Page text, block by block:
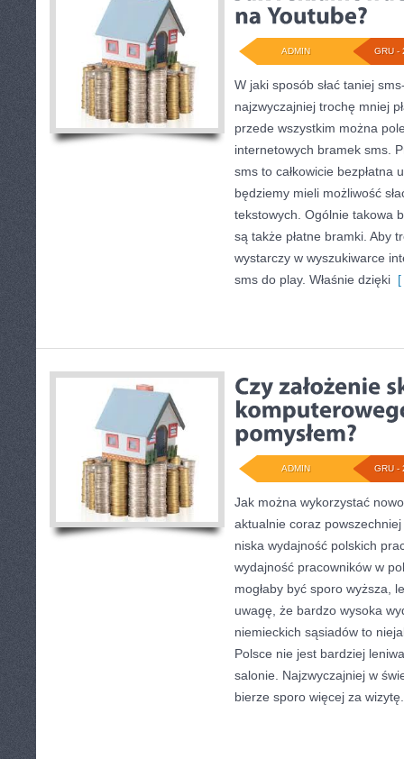
GRU -
ADMIN
W jaki sposób słać taniej
najzwyczajniej trochę mniej
przede wszystkim można
internetowych bramek sms.
sms to całkowicie bezpłatna
będziemy mieli możliwość
tekstowych. Ogólnie takowa
są także płatne bramki. Aby
wystarczy w wyszukiwarce
sms do play. Właśnie dzięki [
GRU -
ADMIN
Jak można wykorzystać
aktualnie coraz
niska wydajność polskich
wydajność pracowników w
mogłaby być sporo wyższa,
uwagę, że bardzo wysoka
niemieckich sąsiadów to
Polsce nie jest bardziej
salonie. Najzwyczajniej w
bierze sporo więcej za wizytę.